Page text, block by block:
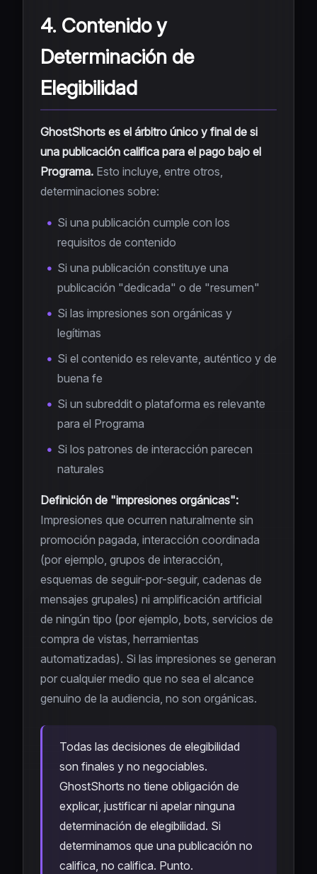
4. Contenido y
Determinación de
Elegibilidad
GhostShorts es el árbitro único y final de si
una publicación califica para el pago bajo el
Programa. Esto incluye, entre otros,
determinaciones sobre:
Si una publicación cumple con los
requisitos de contenido
Si una publicación constituye una
publicación "dedicada" o de "resumen"
Si las impresiones son orgánicas y
legítimas
Si el contenido es relevante, auténtico y de
buena fe
Si un subreddit o plataforma es relevante
para el Programa
Si los patrones de interacción parecen
naturales
Definición de "impresiones orgánicas":
Impresiones que ocurren naturalmente sin
promoción pagada, interacción coordinada
(por ejemplo, grupos de interacción,
esquemas de seguir-por-seguir, cadenas de
mensajes grupales) ni amplificación artificial
de ningún tipo (por ejemplo, bots, servicios de
compra de vistas, herramientas
automatizadas). Si las impresiones se generan
por cualquier medio que no sea el alcance
genuino de la audiencia, no son orgánicas.
Todas las decisiones de elegibilidad
son finales y no negociables.
GhostShorts no tiene obligación de
explicar, justificar ni apelar ninguna
determinación de elegibilidad. Si
determinamos que una publicación no
califica, no califica. Punto.